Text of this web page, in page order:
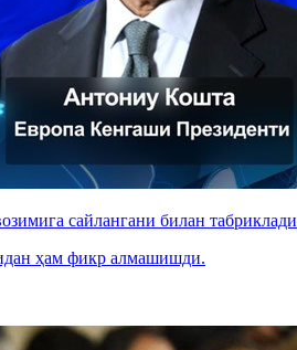
сайлангани билан табриклади
ҳам фикр алмашишди.